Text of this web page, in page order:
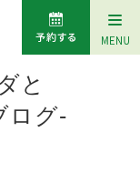
と
ログ-